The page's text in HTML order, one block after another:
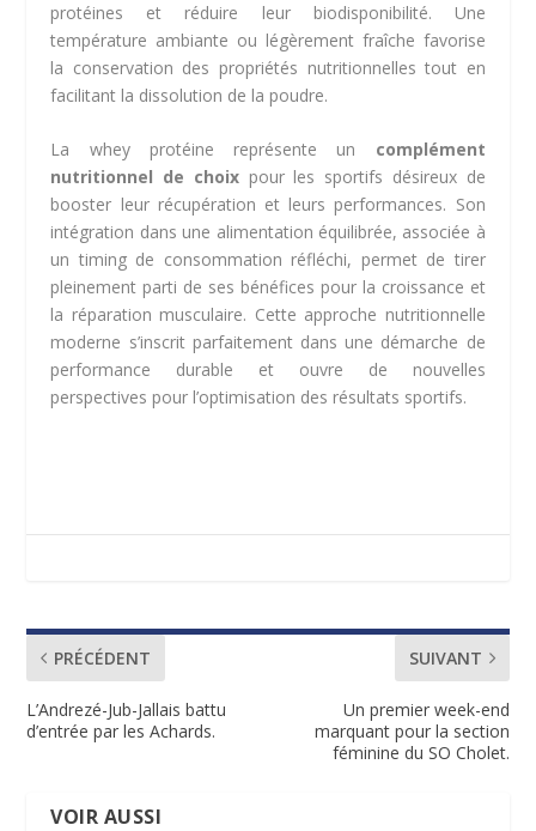
protéines et réduire leur biodisponibilité. Une
température ambiante ou légèrement fraîche favorise
la conservation des propriétés nutritionnelles tout en
facilitant la dissolution de la poudre.
La whey protéine représente un complément
nutritionnel de choixpour les sportifs désireux de
booster leur récupération et leurs performances. Son
intégration dans une alimentation équilibrée, associée à
un timing de consommation réfléchi, permet de tirer
pleinement parti de ses bénéfices pour la croissance et
la réparation musculaire. Cette approche nutritionnelle
moderne s’inscrit parfaitement dans une démarche de
performance durable et ouvre de nouvelles
perspectives pour l’optimisation des résultats sportifs.
PRÉCÉDENT
L’Andrezé-Jub-Jallais battu
d’entrée par les Achards.
SUIVANT
Un premier week-end
marquant pour la section
féminine du SO Cholet.
VOIR AUSSI